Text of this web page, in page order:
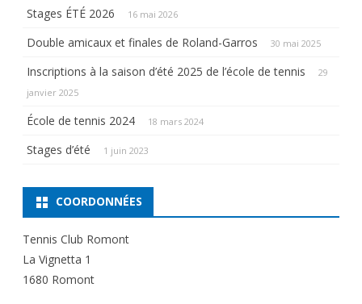
Stages ÉTÉ 2026 16 mai 2026
Double amicaux et finales de Roland-Garros 30 mai 2025
Inscriptions à la saison d’été 2025 de l’école de tennis
29
janvier 2025
École de tennis 2024 18 mars 2024
Stages d’été 1 juin 2023
COORDONNÉES
Tennis Club Romont
La Vignetta 1
1680 Romont